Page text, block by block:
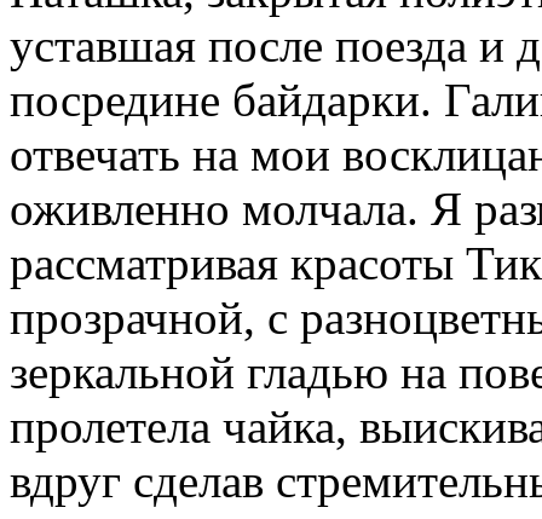
уставшая после поезда и
посредине байдарки.
отвечать на мои
оживленно молчала. Я
рассматривая красоты
прозрачной, с
зеркальной гладью на
пролетела чайка,
вдруг сделав